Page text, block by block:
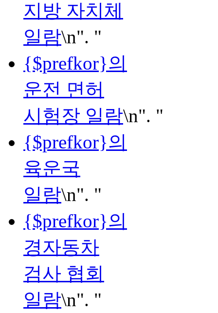
지방 자치체
일람\n". "
{$prefkor}의
운전 면허
시험장 일람\n". "
{$prefkor}의
육운국
일람\n". "
{$prefkor}의
경자동차
검사 협회
일람\n". "